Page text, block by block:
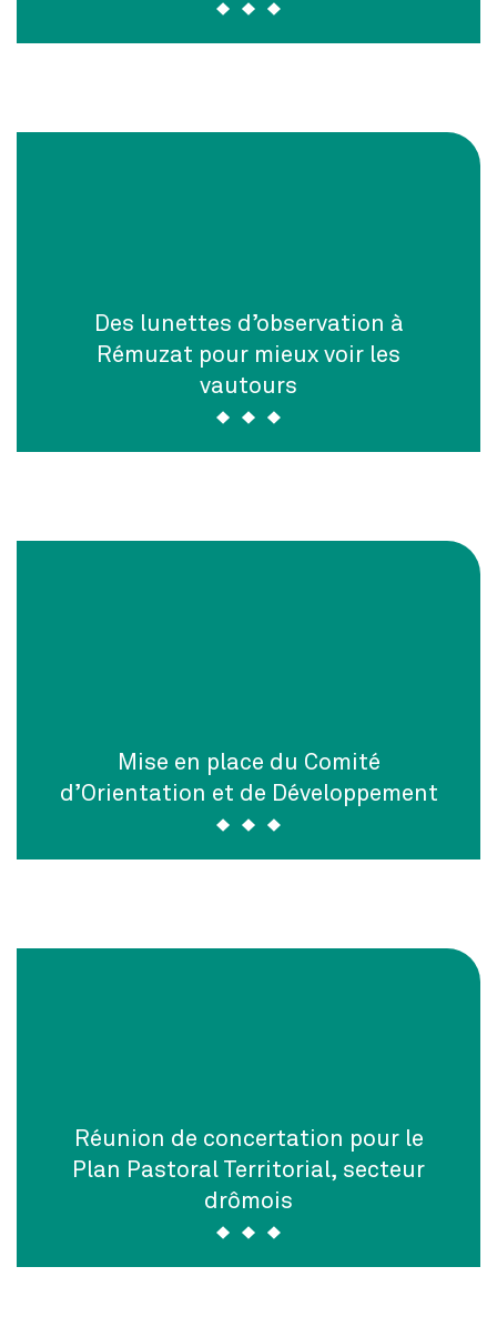
Des lunettes d’observation à
Rémuzat pour mieux voir les
vautours
Mise en place du Comité
d’Orientation et de Développement
Réunion de concertation pour le
Plan Pastoral Territorial, secteur
drômois